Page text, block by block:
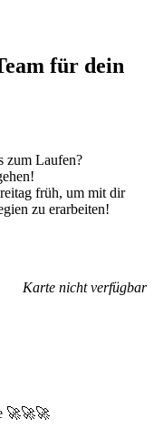
für dein
zum Laufen?
früh, um mit dir
zu erarbeiten!
Karte nicht verfügbar
🚀🚀🚀